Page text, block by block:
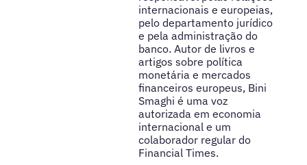
internacionais e europeias,
pelo departamento jurídico
e pela administração do
banco. Autor de livros e
artigos sobre política
monetária e mercados
financeiros europeus, Bini
Smaghi é uma voz
autorizada em economia
internacional e um
colaborador regular do
Financial Times.